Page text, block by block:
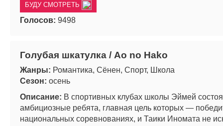
БУДУ СМОТРЕТЬ
Голосов: 9498
Голубая шкатулка / Ao no Hako
Жанры: Романтика, Сёнен, Спорт, Школа
Сезон: осень
Описание: В спортивных клубах школы Эймей
амбициозные ребята, главная цель которых —
национальных соревнованиях, и Таики Иномата не